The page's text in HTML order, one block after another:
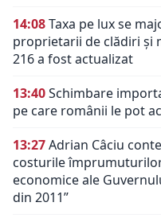
14:08Taxa pe lux se
proprietarii de clădiri și
216 a fost actualizat
13:40Schimbare
pe care românii le pot
13:27Adrian Câciu
costurile
economice ale
din 2011”